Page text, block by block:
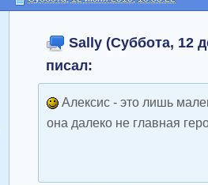
Sally (Суббота, 12
писал:
Алексис - это лишь
она далеко не главная